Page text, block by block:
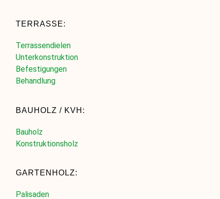
TERRASSE:
Terrassendielen
Unterkonstruktion
Befestigungen
Behandlung
BAUHOLZ / KVH:
Bauholz
Konstruktionsholz
GARTENHOLZ:
Palisaden